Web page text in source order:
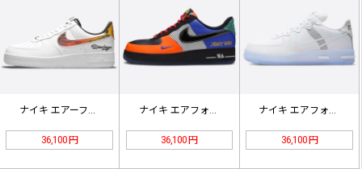
36,100 円 36,100 円 36,100 円